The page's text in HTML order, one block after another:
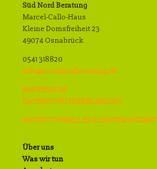
Süd Nord Beratung
Marcel-Callo-Haus
Kleine Domsfreiheit 23
49074 Osnabrück
0541 318820
info@suednordberatung.de
IMPRESSUM
DATENSCHUTZERKLÄRUNG
INSTITUTIONELLES SCHUTZKONZEPT
Über uns
Was wir tun